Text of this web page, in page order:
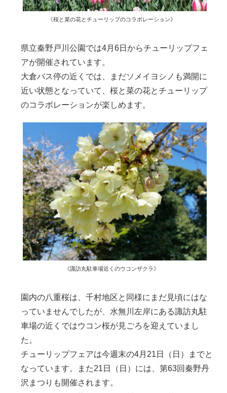
《桜と菜の花とチューリップのコラボレーション》
県立秦野戸川公園では4月6日からチューリップフェ
アが開催されています。
大倉バス停の近くでは、まだソメイヨシノも満開に
近い状態となっていて、桜と菜の花とチューリップ
のコラボレーションが楽しめます。
《諏訪丸駐車場近くのウコンザクラ》
園内の八重桜は、千村地区と同様にまだ見頃にはな
っていませんでしたが、水無川左岸にある諏訪丸駐
車場の近くではウコン桜が見ごろを迎えていまし
た。
チューリップフェアは今週末の4月21日（日）までと
なっています。また21日（日）には、第63回秦野丹
沢まつりも開催されます。